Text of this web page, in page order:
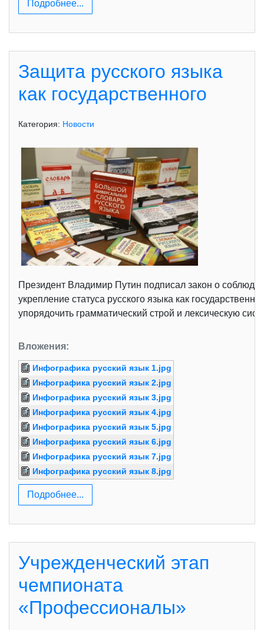
Подробнее...
Защита русского языка
как государственного
Категория: Новости
Президент Владимир Путин подписал закон о
укрепление статуса русского языка как
упорядочить грамматический строй и лексическую
Вложения:
Инфографика русский язык 1.jpg
Инфографика русский язык 2.jpg
Инфографика русский язык 3.jpg
Инфографика русский язык 4.jpg
Инфографика русский язык 5.jpg
Инфографика русский язык 6.jpg
Инфографика русский язык 7.jpg
Инфографика русский язык 8.jpg
Подробнее...
Учрежденческий этап
чемпионата
«Профессионалы»